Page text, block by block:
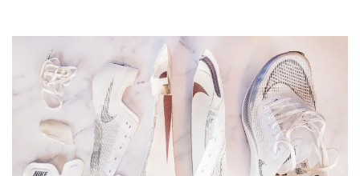
Flexibilidad Rígida Rígida
Rigidez
torsional
Rígidas Moderadas Moderadas
Rigidez del
contrafuerte
del talón
Flexible Flexible Flexible